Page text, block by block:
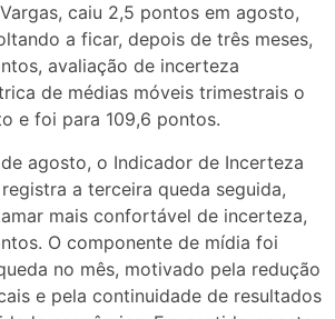
caiu 2,5 pontos em agosto,
a ficar, depois de três meses,
avaliação de incerteza
de médias móveis trimestrais o
e foi para 109,6 pontos.
agosto, o Indicador de Incerteza
a terceira queda seguida,
mais confortável de incerteza,
O componente de mídia foi
no mês, motivado pela redução
e pela continuidade de resultados